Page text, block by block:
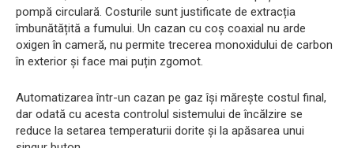
pompă circulară. Costurile sunt justificate de extracția
îmbunătățită a fumului. Un cazan cu coș coaxial nu arde
oxigen în cameră, nu permite trecerea monoxidului de carbon
în exterior și face mai puțin zgomot.
Automatizarea într-un cazan pe gaz își mărește costul final,
dar odată cu acesta controlul sistemului de încălzire se
reduce la setarea temperaturii dorite și la apăsarea unui